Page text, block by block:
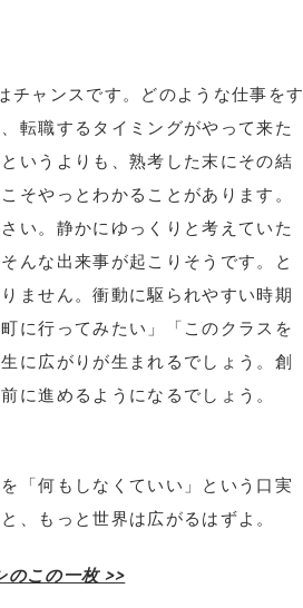
チャンスです。どのような仕事をす
転職するタイミングがやって来た
いうよりも、熟考した末にその結
そやっとわかることがあります。
い。静かにゆっくりと考えていた
んな出来事が起こりそうです。と
ません。衝動に駆られやすい時期
に行ってみたい」「このクラスを
に広がりが生まれるでしょう。創
に進めるようになるでしょう。
「何もしなくていい」という口実
、もっと世界は広がるはずよ。
のこの一枚 >>